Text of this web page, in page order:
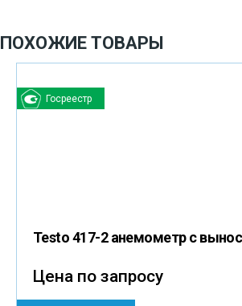
ПОХОЖИЕ ТОВАРЫ
Госреестр
Testo 417-2 анемометр с
Цена по запросу